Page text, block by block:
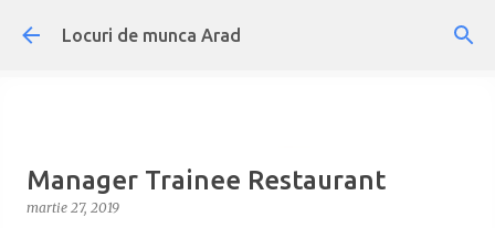
Treceți la conținutul principal
Locuri de munca Arad
Manager Trainee Restaurant
martie 27, 2019